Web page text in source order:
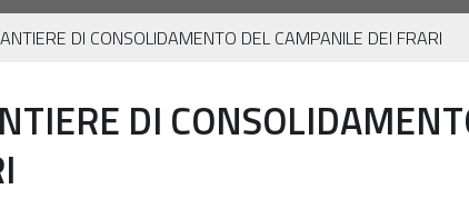
DI CONSOLIDAMENTO DEL CAMPANILE DEI FRARI
DI